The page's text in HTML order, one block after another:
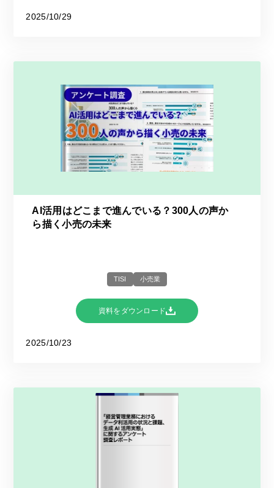
2025/10/29
AI活用はどこまで進んでいる？​300人の声か
ら描く小売の未来​
TISI 小売業
資料をダウンロード
2025/10/23